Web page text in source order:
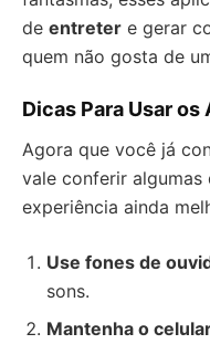
de entreter e gerar
quem não gosta de
Dicas Para Usar os
Agora que você já
vale conferir algumas
experiência ainda
Use fones de
sons.
Mantenha o